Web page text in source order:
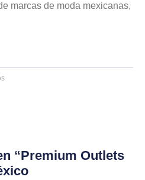
marcas de moda mexicanas,
“Premium Outlets